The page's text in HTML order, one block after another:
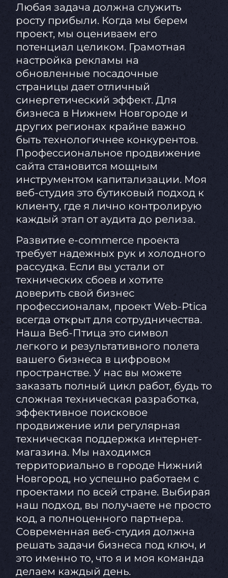
Любая задача должна служить
росту прибыли. Когда мы берем
проект, мы оцениваем его
потенциал целиком. Грамотная
настройка рекламы на
обновленные посадочные
страницы дает отличный
синергетический эффект. Для
бизнеса в Нижнем Новгороде и
других регионах крайне важно
быть технологичнее конкурентов.
Профессиональное продвижение
сайта становится мощным
инструментом капитализации. Моя
веб-студия это бутиковый подход к
клиенту, где я лично контролирую
каждый этап от аудита до релиза.
Развитие e-commerce проекта
требует надежных рук и холодного
рассудка. Если вы устали от
технических сбоев и хотите
доверить свой бизнес
профессионалам, проект Web-Ptica
всегда открыт для сотрудничества.
Наша Веб-Птица это символ
легкого и результативного полета
вашего бизнеса в цифровом
пространстве. У нас вы можете
заказать полный цикл работ, будь то
сложная техническая разработка,
эффективное поисковое
продвижение или регулярная
техническая поддержка интернет-
магазина. Мы находимся
территориально в городе Нижний
Новгород, но успешно работаем с
проектами по всей стране. Выбирая
наш подход, вы получаете не просто
код, а полноценного партнера.
Современная веб-студия должна
решать задачи бизнеса под ключ, и
это именно то, что я и моя команда
делаем каждый день.